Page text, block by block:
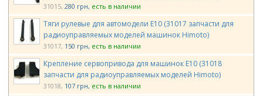
31015 280 грн есть в наличии
Тяги рулевые для автомодели E10 (31017 запчасти для
радиоуправляемых моделей машинок Himoto)
31017 150 грн есть в наличии
Крепление сервопривода для машинок E10 (31018
запчасти для радиоуправляемых моделей Himoto)
31018 107 грн есть в наличии